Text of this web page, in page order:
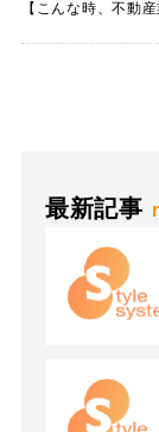
【こんな時、不動
最新記事